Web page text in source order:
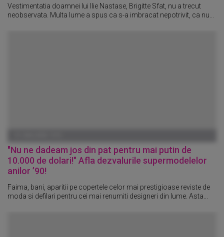
Vestimentatia doamnei lui Ilie Nastase, Brigitte Sfat, nu a trecut
neobservata. Multa lume a spus ca s-a imbracat nepotrivit, ca nu...
"Nu ne dadeam jos din pat pentru mai putin de
10.000 de dolari!" Afla dezvalurile supermodelelor
anilor ’90!
Faima, bani, aparitii pe copertele celor mai prestigioase reviste de
moda si defilari pentru cei mai renumiti designeri din lume. Asta...